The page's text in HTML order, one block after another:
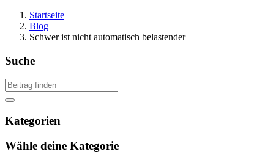
Startseite
Blog
Schwer ist nicht automatisch belastender
Suche
Kategorien
Wähle deine Kategorie